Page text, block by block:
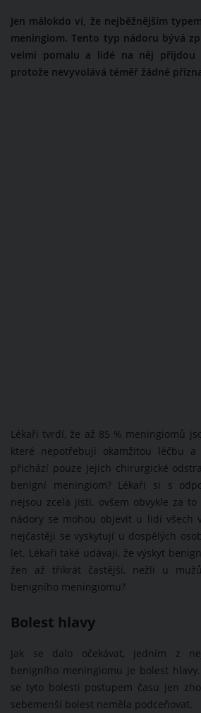
Jen málokdo ví, že nejběžnějším
meningiom. Tento typ nádoru bývá
velmi pomalu a lidé na něj přijdou
protože nevyvolává téměř žádné
Lékaři tvrdí, že až 85 % meningiomů
které nepotřebují okamžitou léčbu
přichází pouze jejich chirurgické
benigní meningiom? Lékaři si s
nejsou zcela jisti, ovšem obvykle za
nádory se mohou objevit u lidí všech
nejčastěji se vyskytují u dospělých
let. Lékaři také udávají, že výskyt
žen až třikrát častější, nežli u
benigního meningiomu?
Bolest hlavy
Jak se dalo očekávat, jedním z
benigního meningiomu je bolest
se tyto bolesti postupem času jen
sebemenší bolest neměla podceňovat.